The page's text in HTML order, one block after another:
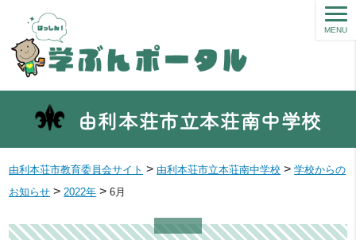
由利本荘市立本荘南中学校
MENU
由利本荘市教育委員会サイト > 由利本荘市立本荘南中学校 >学校からの
お知らせ > 2022年 >6月